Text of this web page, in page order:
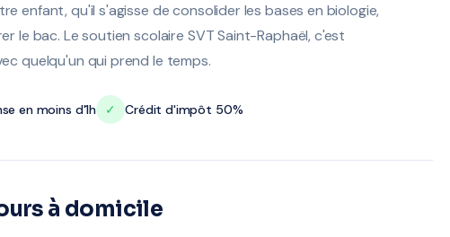
enfant, qu'il s'agisse de consolider les bases en biologie,
le bac. Le soutien scolaire SVT Saint-Raphaël, c'est
quelqu'un qui prend le temps.
en moins d'1h ✓ Crédit d'impôt 50%
à domicile